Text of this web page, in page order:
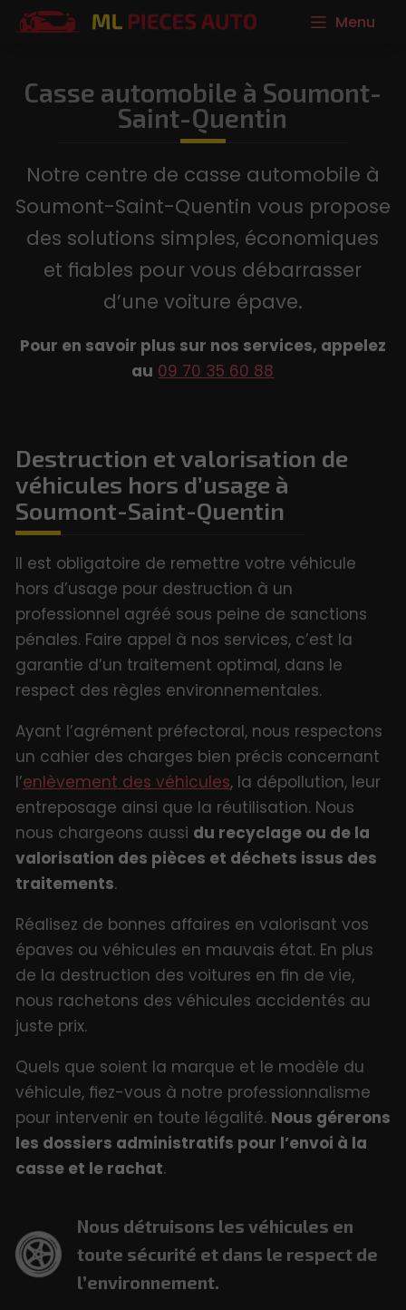
Menu
Casse automobile à Soumont-
Saint-Quentin
Notre centre de casse automobile à
Soumont-Saint-Quentin vous propose
des solutions simples, économiques
et fiables pour vous débarrasser
d’une voiture épave.
Pour en savoir plus sur nos services, appelez
au 09 70 35 60 88
Destruction et valorisation de
véhicules hors d’usage à
Soumont-Saint-Quentin
Il est obligatoire de remettre votre véhicule
hors d’usage pour destruction à un
professionnel agréé sous peine de sanctions
pénales. Faire appel à nos services, c’est la
garantie d’un traitement optimal, dans le
respect des règles environnementales.
Ayant l’agrément préfectoral, nous respectons
un cahier des charges bien précis concernant
l’enlèvement des véhicules, la dépollution, leur
entreposage ainsi que la réutilisation. Nous
nous chargeons aussi du recyclage ou de la
valorisation des pièces et déchets issus des
traitements.
Réalisez de bonnes affaires en valorisant vos
épaves ou véhicules en mauvais état. En plus
de la destruction des voitures en fin de vie,
nous rachetons des véhicules accidentés au
juste prix.
Quels que soient la marque et le modèle du
véhicule, fiez-vous à notre professionnalisme
pour intervenir en toute légalité. Nous gérerons
les dossiers administratifs pour l’envoi à la
casse et le rachat.
Nous détruisons les véhicules en
toute sécurité et dans le respect de
l’environnement.